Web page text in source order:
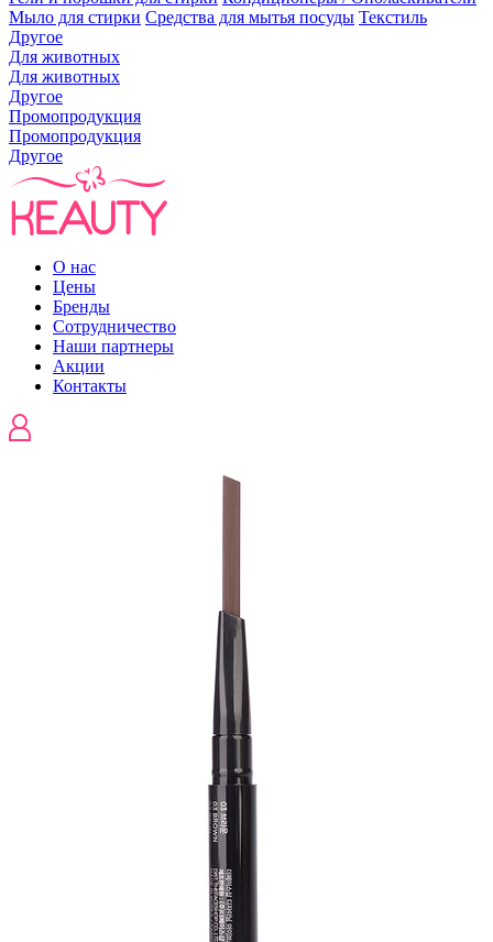
Мыло для стирки Средства для мытья посуды Текстиль
Другое
Для животных
Для животных
Другое
Промопродукция
Промопродукция
Другое
О нас
Цены
Бренды
Сотрудничество
Наши партнеры
Акции
Контакты